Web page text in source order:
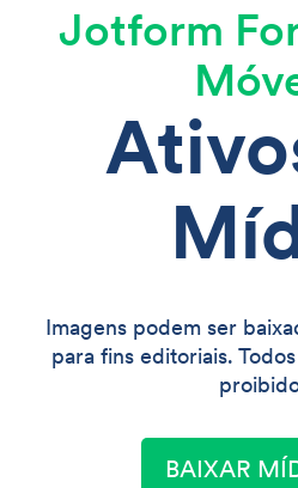
Jotform
Imagens podem ser
para fins editoriais.
BAIXAR